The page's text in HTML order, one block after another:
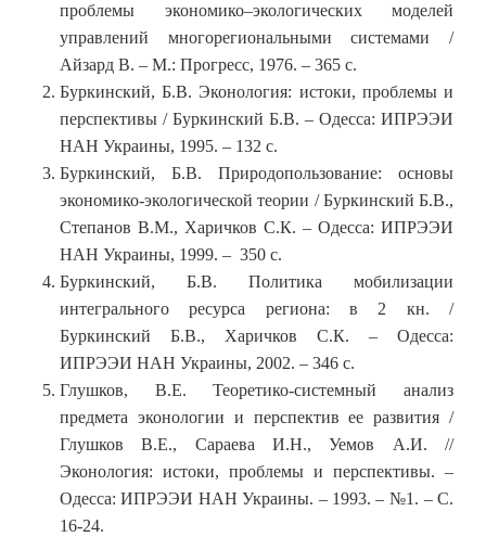
проблемы экономико–экологических моделей
управлений многорегиональными системами /
Айзард В. – М.: Прогресс, 1976. – 365 с.
Буркинский, Б.В. Эконология: истоки, проблемы и
перспективы / Буркинский Б.В. – Одесса: ИПРЭЭИ
НАН Украины, 1995. – 132 с.
Буркинский, Б.В. Природопользование: основы
экономико-экологической теории / Буркинский Б.В.,
Степанов В.М., Харичков С.К. – Одесса: ИПРЭЭИ
НАН Украины, 1999. – 350 с.
Буркинский, Б.В. Политика мобилизации
интегрального ресурса региона: в 2 кн. /
Буркинский Б.В., Харичков С.К. – Одесса:
ИПРЭЭИ НАН Украины, 2002. – 346 с.
Глушков, В.Е. Теоретико-системный анализ
предмета эконологии и перспектив ее развития /
Глушков В.Е., Сараева И.Н., Уемов А.И. //
Эконология: истоки, проблемы и перспективы. –
Одесса: ИПРЭЭИ НАН Украины. – 1993. – №1. – С.
16-24.